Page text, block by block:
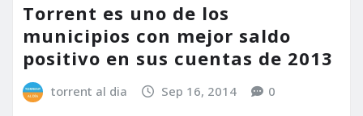
Torrent es uno de los
municipios con mejor saldo
positivo en sus cuentas de 2013
torrent al dia Sep 16, 2014 0